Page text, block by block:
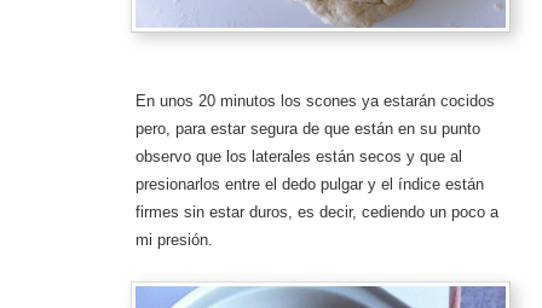
En unos 20 minutos los scones ya estarán cocidos
pero, para estar segura de que están en su punto
observo que los laterales están secos y que al
presionarlos entre el dedo pulgar y el índice están
firmes sin estar duros, es decir, cediendo un poco a
mi presión.